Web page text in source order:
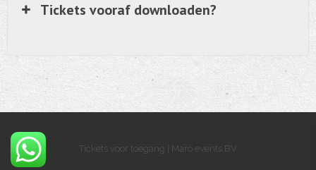
Tickets vooraf downloaden?
Tickets voor toegang | Maro events BV